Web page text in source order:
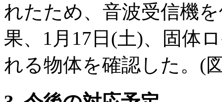
れたため、音波受信機
果、1月17日(土)、固体
れる物体を確認した。(